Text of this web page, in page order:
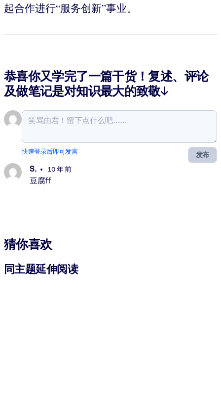
起合作进行“服务创新”事业。
恭喜你又学完了一篇干货！复述、评论
及做笔记是对知识最大的致敬↓
发布
快速登录后即可发言
S. 10 年 前
豆腐ff
猜你喜欢
同主题延伸阅读